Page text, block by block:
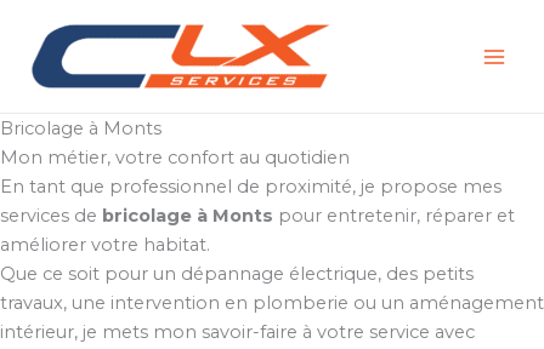
contenu
Bricolage à Monts
Mon métier, votre confort au quotidien
En tant que professionnel de proximité, je propose mes
services de bricolage à Monts pour entretenir, réparer et
améliorer votre habitat.
Que ce soit pour un dépannage électrique, des petits
travaux, une intervention en plomberie ou un aménagement
intérieur, je mets mon savoir-faire à votre service avec